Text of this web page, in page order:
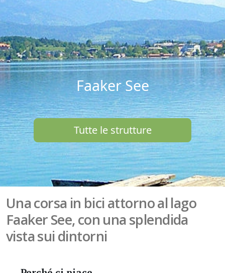
Faaker See
Tutte le strutture
Una corsa in bici attorno al lago
Faaker See, con una splendida
vista sui dintorni